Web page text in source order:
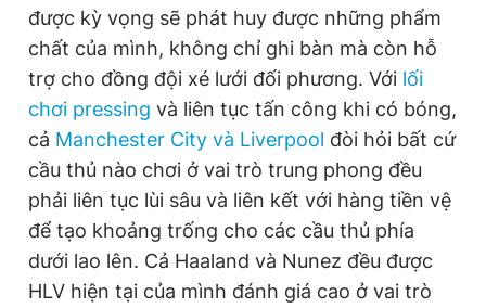
được kỳ vọng sẽ phát huy được những phẩm
chất của mình, không chỉ ghi bàn mà còn hỗ
trợ cho đồng đội xé lưới đối phương. Với lối
chơi pressing và liên tục tấn công khi có bóng,
cả Manchester City và Liverpool đòi hỏi bất cứ
cầu thủ nào chơi ở vai trò trung phong đều
phải liên tục lùi sâu và liên kết với hàng tiền vệ
để tạo khoảng trống cho các cầu thủ phía
dưới lao lên. Cả Haaland và Nunez đều được
HLV hiện tại của mình đánh giá cao ở vai trò